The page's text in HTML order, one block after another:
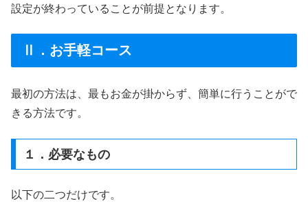
設定が終わっていることが前提となります。
Ⅱ．お手軽コース
最初の方法は、最もお金が掛からず、簡単に行うことがで
きる方法です。
１．必要なもの
以下の二つだけです。